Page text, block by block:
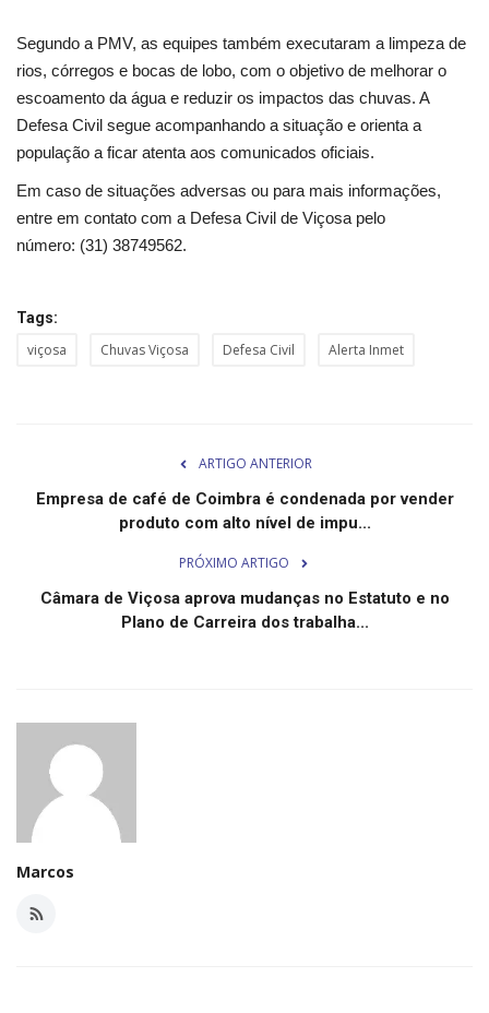
Minas Gerais
Segundo a PMV, as equipes também executaram a limpeza de
rios, córregos e bocas de lobo, com o objetivo de melhorar o
escoamento da água e reduzir os impactos das chuvas. A
Defesa Civil segue acompanhando a situação e orienta a
população a ficar atenta aos comunicados oficiais.
Em caso de situações adversas ou para mais informações,
entre em contato com a Defesa Civil de Viçosa pelo
número: (31) 38749562.
Tags:
viçosa Chuvas Viçosa Defesa Civil Alerta Inmet
ARTIGO ANTERIOR
Empresa de café de Coimbra é condenada por vender
produto com alto nível de impu...
PRÓXIMO ARTIGO
Câmara de Viçosa aprova mudanças no Estatuto e no
Plano de Carreira dos trabalha...
Marcos